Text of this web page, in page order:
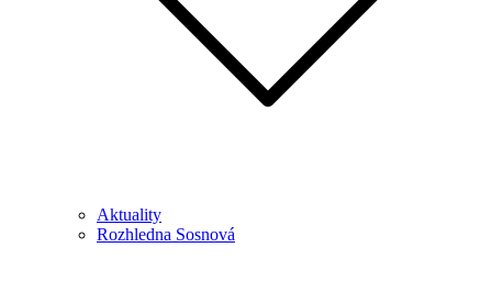
Aktuality
Rozhledna Sosnová